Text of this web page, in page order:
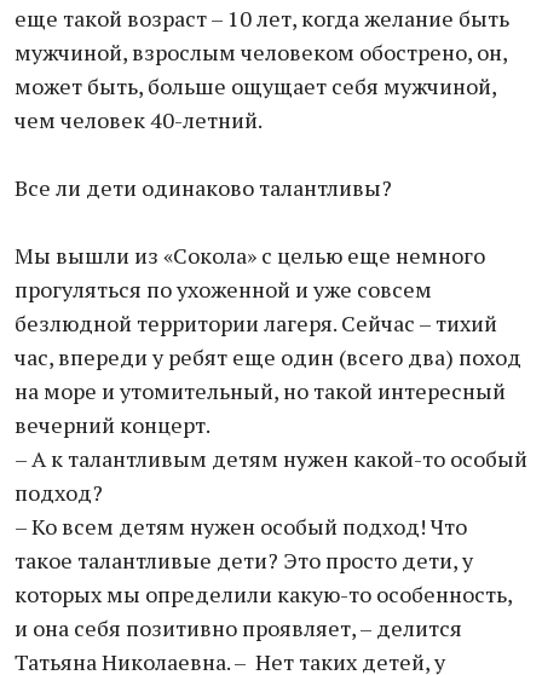
еще такой возраст – 10 лет, когда желание быть
мужчиной, взрослым человеком обострено, он,
может быть, больше ощущает себя мужчиной,
чем человек 40-летний.
Все ли дети одинаково талантливы?
Мы вышли из «Сокола» с целью еще немного
прогуляться по ухоженной и уже совсем
безлюдной территории лагеря. Сейчас – тихий
час, впереди у ребят еще один (всего два) поход
на море и утомительный, но такой интересный
вечерний концерт.
– А к талантливым детям нужен какой-то особый
подход?
– Ко всем детям нужен особый подход! Что
такое талантливые дети? Это просто дети, у
которых мы определили какую-то особенность,
и она себя позитивно проявляет, – делится
Татьяна Николаевна. – Нет таких детей, у